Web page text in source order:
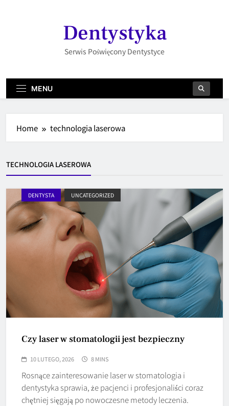
Dentystyka
Serwis Poświęcony Dentystyce
MENU
Home technologia laserowa
TECHNOLOGIA LASEROWA
DENTYSTA UNCATEGORIZED
Czy laser w stomatologii jest bezpieczny
10 LUTEGO, 2026 8 MINS
Rosnące zainteresowanie laser w stomatologia i
dentystyka sprawia, że pacjenci i profesjonaliści coraz
chętniej sięgają po nowoczesne metody leczenia.